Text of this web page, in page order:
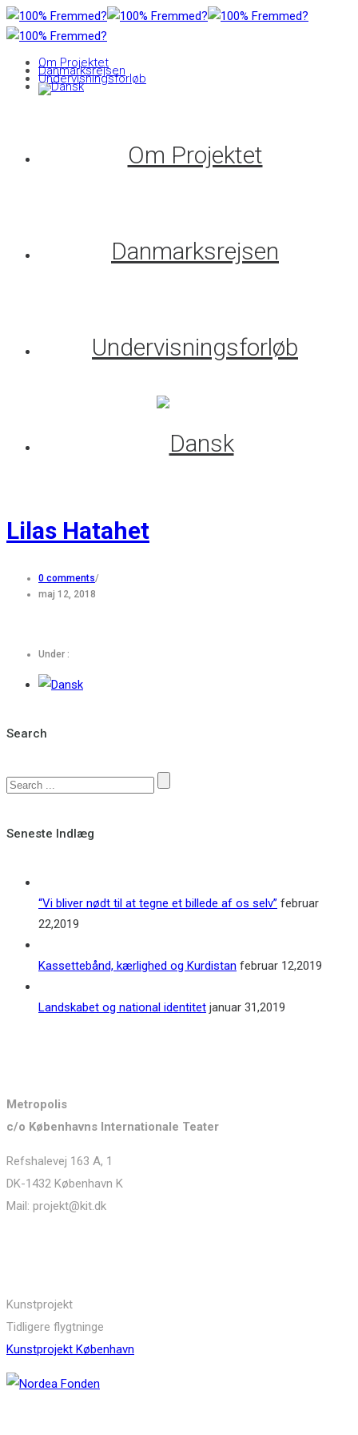
Om Projektet
Danmarksrejsen
Undervisningsforløb
Om Projektet
Danmarksrejsen
Undervisningsforløb
Lilas Hatahet
0 comments/
maj 12, 2018
Under :
Search
Seneste Indlæg
“Vi bliver nødt til at tegne et billede af os selv” februar
22,2019
Kassettebånd, kærlighed og Kurdistan februar 12,2019
Landskabet og national identitet januar 31,2019
Metropolis
c/o Københavns Internationale Teater
Refshalevej 163 A, 1
DK-1432 København K
Mail: projekt@kit.dk
Kunstprojekt
Tidligere flygtninge
Kunstprojekt København